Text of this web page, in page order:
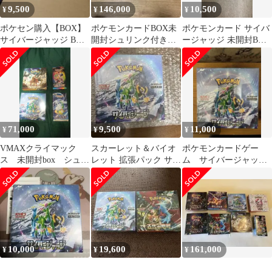
¥9,500
ポケセン購入【BOX】
サイバージャッジ BOX
シュリンク付き
¥ 146,000
ポケモンカードBOX未
開封シュリンク付き
12BOX
¥ 10,500
ポケモンカード サイバ
ージャッジ 未開封BOX
シュリンク付き
¥ 71,000
VMAXクライマック
ス 未開封box シュリ
ンク付き などシュリ
ンク付き４box
¥9,500
スカーレット＆バイオ
レット 拡張パック サイ
バージャッジ 未開封
シュリンク付き
¥ 11,000
ポケモンカードゲー
ム サイバージャッ
ジ シュリンク付き
BOX
¥ 10,000 ¥ 19,600 ¥ 161,000